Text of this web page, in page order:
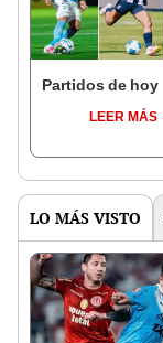
Partidos de hoy
LEER MÁS
LO MÁS VISTO